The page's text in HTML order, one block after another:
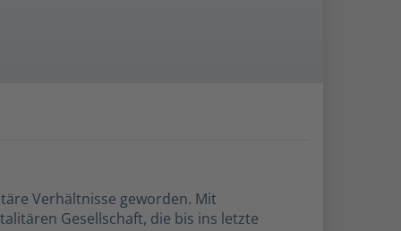
Verhältnisse geworden. Mit
Gesellschaft, die bis ins letzte